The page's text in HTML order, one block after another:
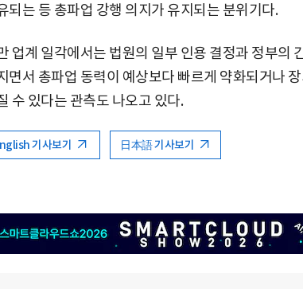
되는 등 총파업 강행 의지가 유지되는 분위기다.
업계 일각에서는 법원의 일부 인용 결정과 정부의
면서 총파업 동력이 예상보다 빠르게 약화되거나
수 있다는 관측도 나오고 있다.
기사보기 日本語 기사보기